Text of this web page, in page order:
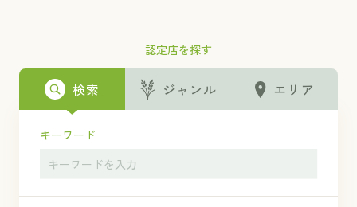
認定店を探す
検索 ジャンル エリア
キーワード